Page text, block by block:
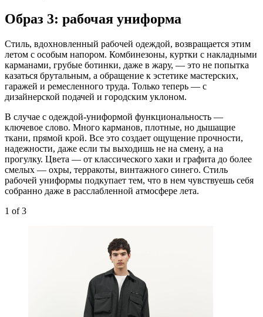
Образ 3: рабочая униформа
Стиль, вдохновленный рабочей одеждой, возвращается этим
летом с особым напором. Комбинезоны, куртки с накладными
карманами, грубые ботинки, даже в жару, — это не попытка
казаться брутальным, а обращение к эстетике мастерских,
гаражей и ремесленного труда. Только теперь — с
дизайнерской подачей и городским уклоном.
В случае с одеждой-униформой функциональность —
ключевое слово. Много карманов, плотные, но дышащие
ткани, прямой крой. Все это создает ощущение прочности,
надежности, даже если ты выходишь не на смену, а на
прогулку. Цвета — от классического хаки и графита до более
смелых — охры, терракоты, винтажного синего. Стиль
рабочей униформы подкупает тем, что в нем чувствуешь себя
собранно даже в расслабленной атмосфере лета.
1 of 3